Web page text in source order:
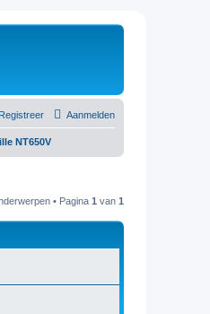
Aanmelden
Registreer
NT650V
• Pagina 1 van 1